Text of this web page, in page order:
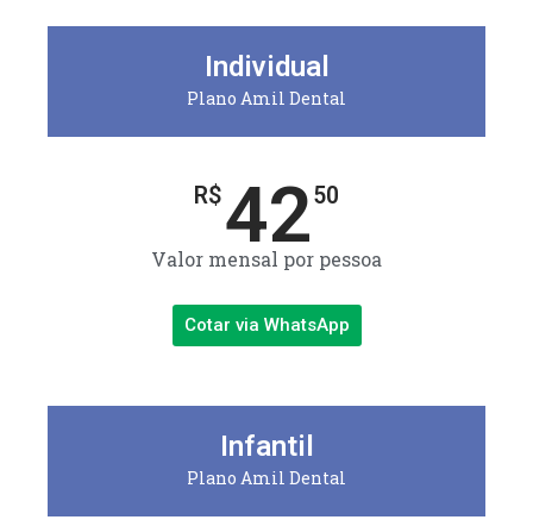
Individual
Plano Amil Dental
R$4250
Valor mensal por pessoa
Cotar via WhatsApp
Infantil
Plano Amil Dental